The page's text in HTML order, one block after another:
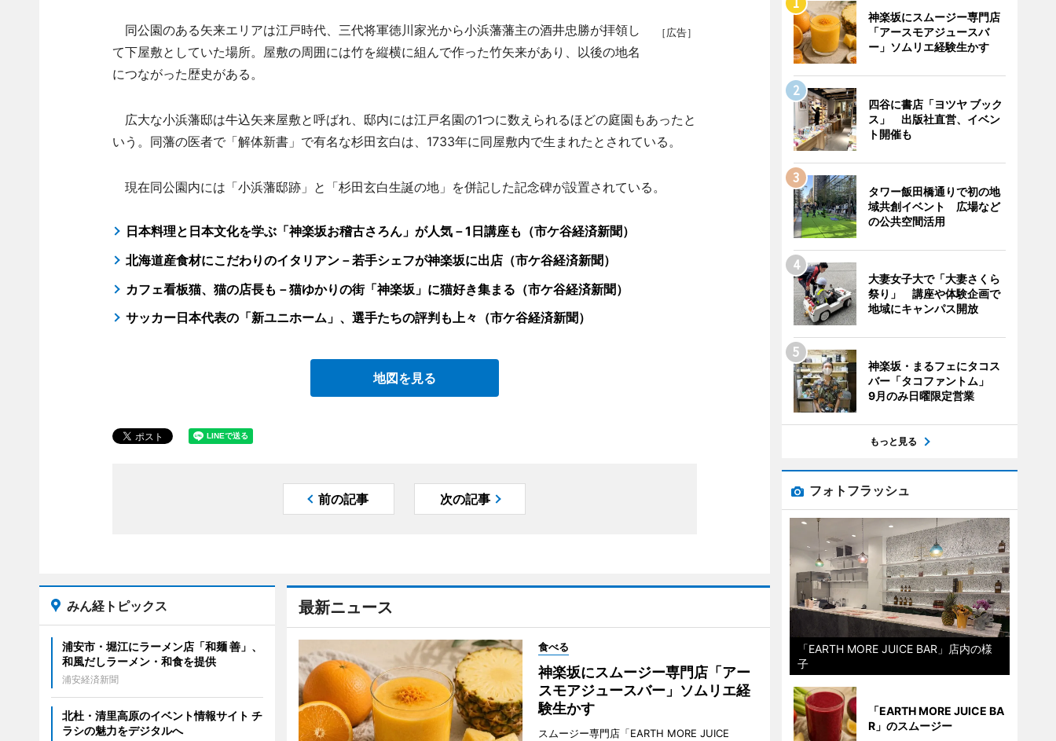
［広告］
同公園のある矢来エリアは江戸時代、三代将軍徳川家光から小浜藩藩主の酒井忠勝が拝領し
て下屋敷としていた場所。屋敷の周囲には竹を縦横に組んで作った竹矢来があり、以後の地名
につながった歴史がある。
広大な小浜藩邸は牛込矢来屋敷と呼ばれ、邸内には江戸名園の1つに数えられるほどの庭園もあったと
いう。同藩の医者で「解体新書」で有名な杉田玄白は、1733年に同屋敷内で生まれたとされている。
現在同公園内には「小浜藩邸跡」と「杉田玄白生誕の地」を併記した記念碑が設置されている。
日本料理と日本文化を学ぶ「神楽坂お稽古さろん」が人気－1日講座も（市ケ谷経済新聞）
北海道産食材にこだわりのイタリアン－若手シェフが神楽坂に出店（市ケ谷経済新聞）
カフェ看板猫、猫の店長も－猫ゆかりの街「神楽坂」に猫好き集まる（市ケ谷経済新聞）
サッカー日本代表の「新ユニホーム」、選手たちの評判も上々（市ケ谷経済新聞）
地図を見る
前の記事 次の記事
最新ニュース
食べる
神楽坂にスムージー専門店「アー
スモアジュースバー」ソムリエ経
験生かす
スムージー専門店「EARTH MORE JUICE
みん経トピックス
浦安市・堀江にラーメン店「和麺 善」、
和風だしラーメン・和食を提供
浦安経済新聞
北杜・清里高原のイベント情報サイト チ
ラシの魅力をデジタルへ
神楽坂にスムージー専門店
「アースモアジュースバ
ー」ソムリエ経験生かす
四谷に書店「ヨツヤ ブック
ス」 出版社直営、イベン
ト開催も
タワー飯田橋通りで初の地
域共創イベント 広場など
の公共空間活用
大妻女子大で「大妻さくら
祭り」 講座や体験企画で
地域にキャンパス開放
神楽坂・まるフェにタコス
バー「タコファントム」
9月のみ日曜限定営業
もっと見る
フォトフラッシュ
「EARTH MORE JUICE BAR」店内の様
子
「EARTH MORE JUICE BA
R」のスムージー